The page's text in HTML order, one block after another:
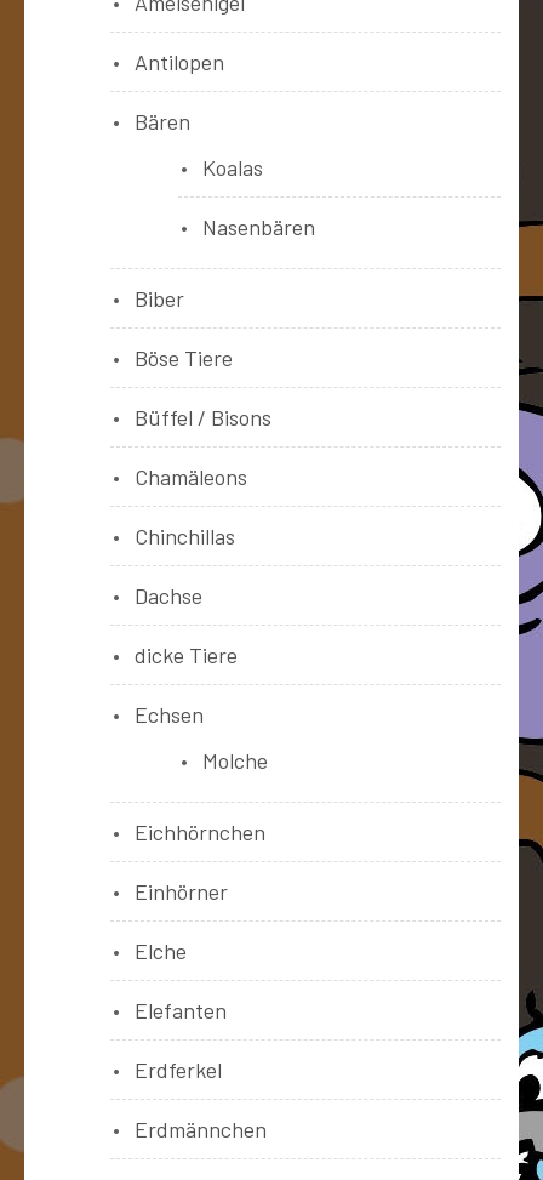
Antilopen
Bären
Koalas
Nasenbären
Biber
Böse Tiere
Büffel / Bisons
Chamäleons
Chinchillas
Dachse
dicke Tiere
Echsen
Molche
Eichhörnchen
Einhörner
Elche
Elefanten
Erdferkel
Erdmännchen